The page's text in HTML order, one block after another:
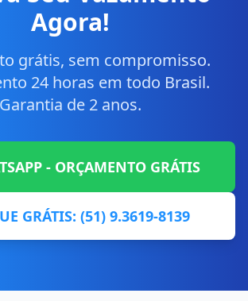
Agora!
grátis, sem compromisso.
24 horas em todo Brasil.
Garantia de 2 anos.
- ORÇAMENTO GRÁTIS
GRÁTIS: (51) 9.3619-8139